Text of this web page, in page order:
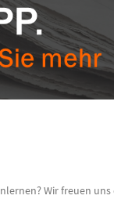
Wir freuen